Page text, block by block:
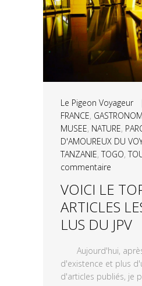
Le Pigeon Voyageur
FRANCE,
MUSEE, NATURE,
D'AMOUREUX DU
TANZANIE,TOGO,
commentaire
VOICI LE
ARTICLES
LUS DU JPV
Aujourd'hui,
d'existence et plus
d'articles publiés, je